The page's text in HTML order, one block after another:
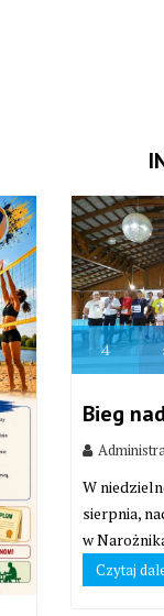
4
Bieg
W
sierpnia,
w
Czytaj